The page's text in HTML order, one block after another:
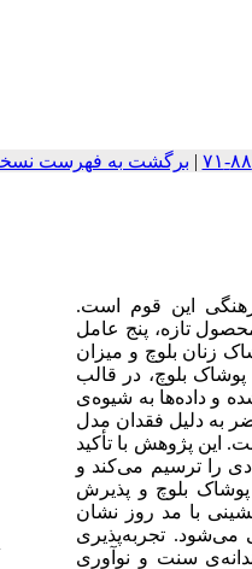
| برگشت به فهرست
این قوم است.
تازه، پنج عامل
زنان بلوچ و میزان
بلوچ، در قالب
و داده‌ها به شیوه‌ی
به دلیل فقدان مدل
این پژوهش با تأکید
را ترسیم می‌کند و
پوشاک بلوچ و پذیرش
با مد روز نشان
تجربه‌پذیری
سنت و نوآوری